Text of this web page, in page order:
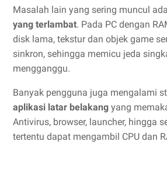
Masalah lain yang sering muncul
yang terlambat. Pada PC dengan
disk lama, tekstur dan objek game
sinkron, sehingga memicu jeda
mengganggu.
Banyak pengguna juga mengalami
aplikasi latar belakang yang
Antivirus, browser, launcher, hingga
tertentu dapat mengambil CPU dan